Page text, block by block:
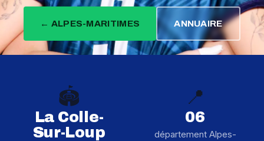
← ALPES-MARITIMES ANNUAIRE
🏟️
La Colle-
Sur-Loup
📍
06
département Alpes-